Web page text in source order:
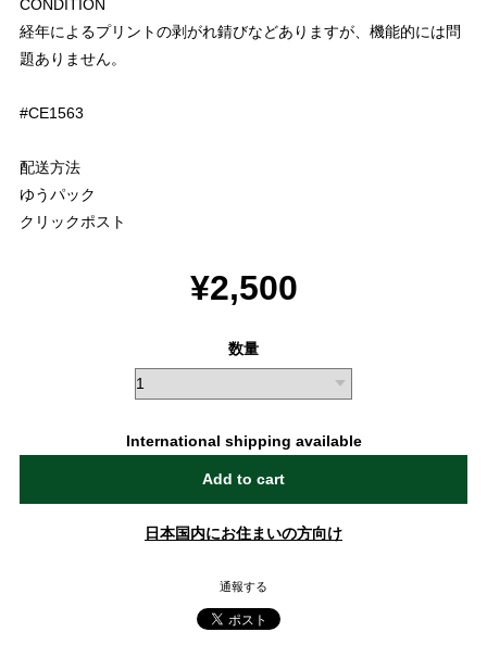
CONDITION
経年によるプリントの剥がれ錆びなどありますが、機能的には問
題ありません。
#CE1563
配送方法
ゆうパック
クリックポスト
¥2,500
数量
International shipping available
Add to cart
日本国内にお住まいの方向け
通報する